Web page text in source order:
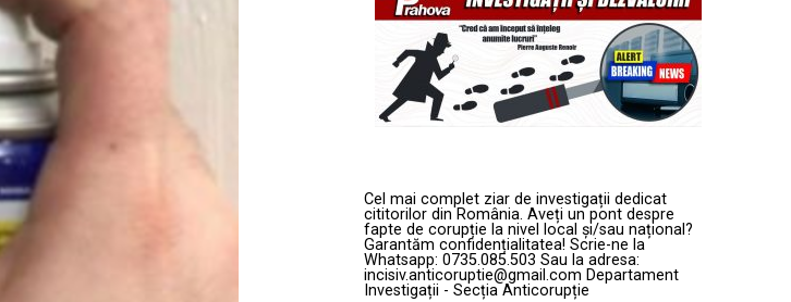
Cel mai complet ziar de investigații dedicat
cititorilor din România. Aveți un pont despre
fapte de corupție la nivel local și/sau național?
Garantăm confidențialitatea! Scrie-ne la
Whatsapp: 0735.085.503 Sau la adresa:
incisiv.anticoruptie@gmail.com Departament
Investigații - Secția Anticorupție